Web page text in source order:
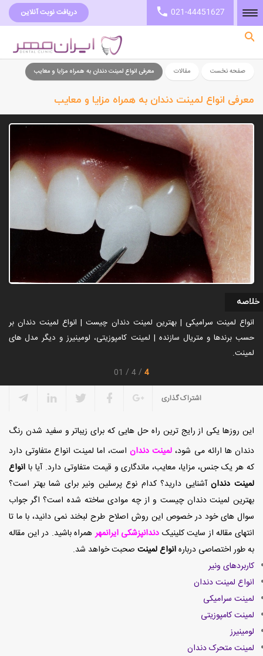
صفحه نخست
دریافت نوبت آنلاین 021-44451627
صفحه نخست مقالات معرفی انواع لمینت دندان به همراه مزایا و معایب
معرفی انواع لمینت دندان به همراه مزایا و معایب
خلاصه
انواع لمینت سرامیکی | بهترین لمینت دندان چیست | انواع لمینت دندان بر
حسب برندها و متریال سازنده | لمینت کامپوزیتی، لومینیرز و دیگر مدل های
لمینت.
4
4
01
اشتراک گذاری
این روزها یکی از رایج ترین راه حل هایی که برای زیباتر و سفید شدن رنگ
دندان ها ارائه می شود، لمینت دندان است، اما لمینت انواع متفاوتی دارد
که هر یک جنس، مزایا، معایب، ماندگاری و قیمت متفاوتی دارد. آیا با انواع
لمینت دندانآشنایی دارید؟ کدام نوع پرسلین ونیر برای شما بهتر است؟
بهترین لمینت دندان چیست و از چه موادی ساخته شده است؟ اگر جواب
سوال های خود در خصوص این روش اصلاح طرح لبخند نمی دانید، با ما تا
انتهای مقاله از سایت کلینیک دندانپزشکی ایرانمهرهمراه باشید. در این مقاله
به طور اختصاصی دربارهانواع لمینت صحبت خواهد شد.
کاربردهای ونیر
انواع لمینت دندان
لمینت سرامیکی
لمینت کامپوزیتی
لومینیرز
لمینت متحرک دندان